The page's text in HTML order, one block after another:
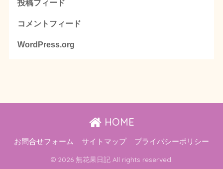
投稿フィード
コメントフィード
WordPress.org
HOME
お問合せフォーム サイトマップ プライバシーポリシー
© 2026 無花果日記 All rights reserved.